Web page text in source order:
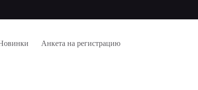
Анкета на регистрацию